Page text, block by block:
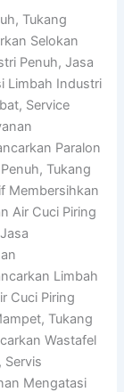
Tukang
Selokan
Penuh, Jasa
Limbah Industri
Service
Paralon
Tukang
Membersihkan
Air Cuci Piring
Limbah
Cuci Piring
Tukang
Wastafel
Servis
Mengatasi